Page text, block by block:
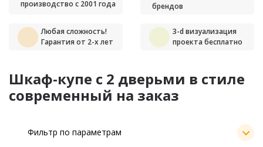
производство с 2001 года
брендов
Любая сложность!
Гарантия от 2-х лет
3-d визуализация
проекта бесплатно
Шкаф-купе c 2 дверьми в стиле
современный на заказ
Фильтр по параметрам